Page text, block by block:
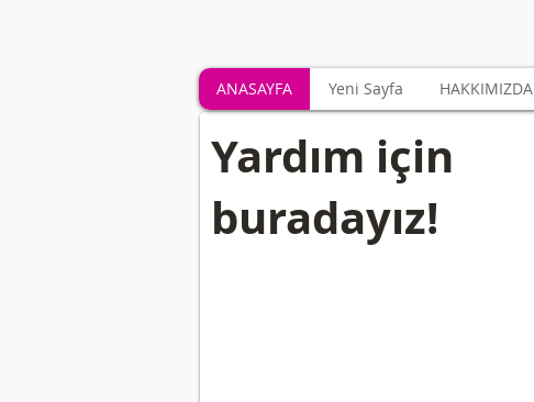
ANASAYFA Yeni Sayfa HAKKIMIZDA
Yardım için
buradayız!